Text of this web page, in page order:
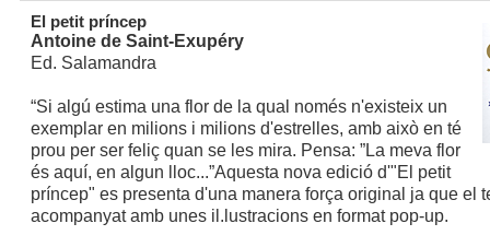
El petit príncep
Antoine de Saint-Exupéry
Ed. Salamandra
“Si algú estima una flor de la qual només n'existeix un
exemplar en milions i milions d'estrelles, amb això en té
prou per ser feliç quan se les mira. Pensa: ”La meva flor
és aquí, en algun lloc...”Aquesta nova edició d'"El petit
príncep" es presenta d'una manera força original ja que el
acompanyat amb unes il.lustracions en format pop-up.